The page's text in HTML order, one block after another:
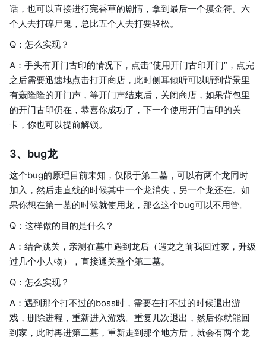
话，也可以直接进行完香草的剧情，拿到最后一个摸金符。六
个人去打碎尸鬼，总比五个人去打要轻松。
Q：怎么实现？
A：手头有开门古印的情况下，点击“使用开门古印开门”，点完
之后需要迅速地点击打开商店，此时侧耳倾听可以听到背景里
有轰隆隆的开门声，等开门声结束后，关闭商店，如果背包里
的开门古印仍在，恭喜你成功了，下一个使用开门古印的关
卡，你也可以提前解锁。
3、bug龙
这个bug的原理目前未知，仅限于第二墓，可以有两个龙同时
加入，然后走直线的时候其中一个龙消失，另一个龙还在。如
果你想在第一墓的时候就使用龙，那么这个bug可以不用管。
Q：这样做的目的是什么？
A：结合跳关，亲测在墓中遇到龙后（遇龙之前我回过家，升级
过几个小人物），直接通关整个第二墓。
Q：怎么实现？
A：遇到那个打不过的boss时，需要在打不过的时候退出游
戏，删除进程，重新进入游戏。重复几次退出，然后你就能回
到家，此时再进第二墓，重新走到那个地方后，就会有两个龙